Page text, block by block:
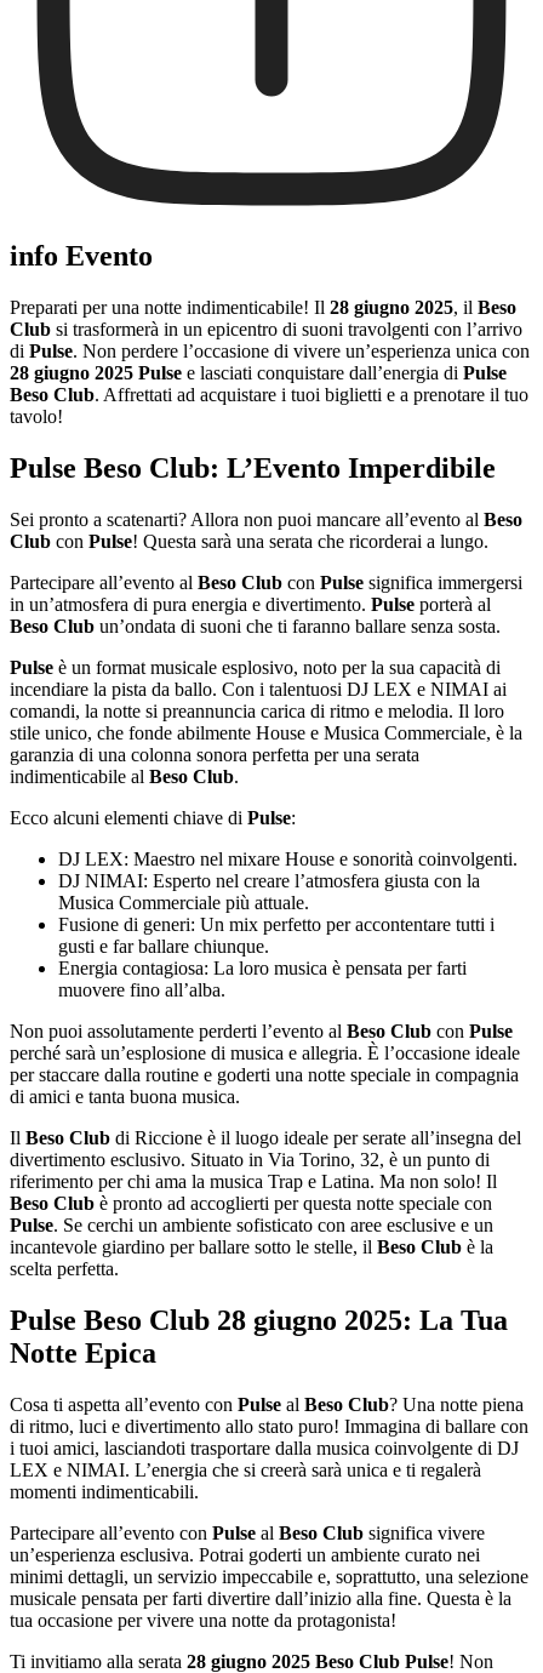
info Evento
Preparati per una notte indimenticabile! Il 28 giugno 2025, il Beso
Club si trasformerà in un epicentro di suoni travolgenti con l’arrivo
di Pulse. Non perdere l’occasione di vivere un’esperienza unica con
28 giugno 2025 Pulse e lasciati conquistare dall’energia di Pulse
Beso Club. Affrettati ad acquistare i tuoi biglietti e a prenotare il tuo
tavolo!
Pulse Beso Club: L’Evento Imperdibile
Sei pronto a scatenarti? Allora non puoi mancare all’evento al Beso
Club con Pulse! Questa sarà una serata che ricorderai a lungo.
Partecipare all’evento al Beso Club con Pulse significa immergersi
in un’atmosfera di pura energia e divertimento. Pulse porterà al
Beso Club un’ondata di suoni che ti faranno ballare senza sosta.
Pulse è un format musicale esplosivo, noto per la sua capacità di
incendiare la pista da ballo. Con i talentuosi DJ LEX e NIMAI ai
comandi, la notte si preannuncia carica di ritmo e melodia. Il loro
stile unico, che fonde abilmente House e Musica Commerciale, è la
garanzia di una colonna sonora perfetta per una serata
indimenticabile al Beso Club.
Ecco alcuni elementi chiave di Pulse:
DJ LEX: Maestro nel mixare House e sonorità coinvolgenti.
DJ NIMAI: Esperto nel creare l’atmosfera giusta con la
Musica Commerciale più attuale.
Fusione di generi: Un mix perfetto per accontentare tutti i
gusti e far ballare chiunque.
Energia contagiosa: La loro musica è pensata per farti
muovere fino all’alba.
Non puoi assolutamente perderti l’evento al Beso Club con Pulse
perché sarà un’esplosione di musica e allegria. È l’occasione ideale
per staccare dalla routine e goderti una notte speciale in compagnia
di amici e tanta buona musica.
Il Beso Club di Riccione è il luogo ideale per serate all’insegna del
divertimento esclusivo. Situato in Via Torino, 32, è un punto di
riferimento per chi ama la musica Trap e Latina. Ma non solo! Il
Beso Club è pronto ad accoglierti per questa notte speciale con
Pulse. Se cerchi un ambiente sofisticato con aree esclusive e un
incantevole giardino per ballare sotto le stelle, il Beso Club è la
scelta perfetta.
Pulse Beso Club 28 giugno 2025: La Tua
Notte Epica
Cosa ti aspetta all’evento con Pulse al Beso Club? Una notte piena
di ritmo, luci e divertimento allo stato puro! Immagina di ballare con
i tuoi amici, lasciandoti trasportare dalla musica coinvolgente di DJ
LEX e NIMAI. L’energia che si creerà sarà unica e ti regalerà
momenti indimenticabili.
Partecipare all’evento con Pulse al Beso Club significa vivere
un’esperienza esclusiva. Potrai goderti un ambiente curato nei
minimi dettagli, un servizio impeccabile e, soprattutto, una selezione
musicale pensata per farti divertire dall’inizio alla fine. Questa è la
tua occasione per vivere una notte da protagonista!
Ti invitiamo alla serata 28 giugno 2025 Beso Club Pulse! Non